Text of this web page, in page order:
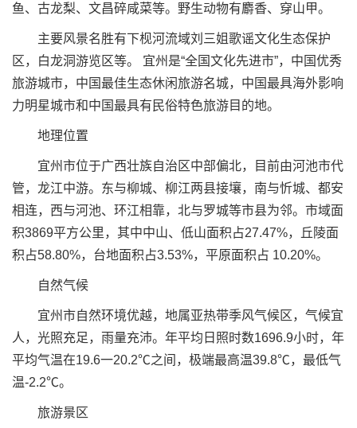
鱼、古龙梨、文昌碎咸菜等。野生动物有麝香、穿山甲。
主要风景名胜有下枧河流域刘三姐歌谣文化生态保护
区，白龙洞游览区等。 宜州是“全国文化先进市”，中国优秀
旅游城市，中国最佳生态休闲旅游名城，中国最具海外影响
力明星城市和中国最具有民俗特色旅游目的地。
地理位置
宜州市位于广西壮族自治区中部偏北，目前由河池市代
管，龙江中游。东与柳城、柳江两县接壤，南与忻城、都安
相连，西与河池、环江相靠，北与罗城等市县为邻。市域面
积3869平方公里，其中中山、低山面积占27.47%，丘陵面
积占58.80%，台地面积占3.53%，平原面积占 10.20%。
自然气候
宜州市自然环境优越，地属亚热带季风气候区，气候宜
人，光照充足，雨量充沛。年平均日照时数1696.9小时，年
平均气温在19.6一20.2℃之间，极端最高温39.8℃，最低气
温-2.2℃。
旅游景区